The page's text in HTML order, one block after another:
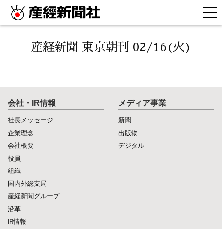
産経新聞 東京朝刊 02/16(火)
会社・IR情報
社長メッセージ
企業理念
会社概要
役員
組織
国内外総支局
産経新聞グループ
沿革
IR情報
メディア事業
新聞
出版物
デジタル